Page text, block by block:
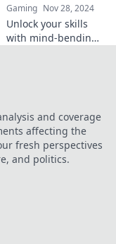
Gaming Nov 28, 2024
Unlock your skills
with mind-bending
next level today!
and coverage
affecting the
fresh perspectives
and politics.